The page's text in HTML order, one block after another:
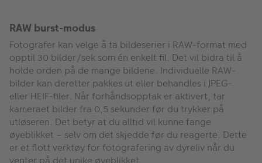
RAW burst-modus
Fotografer kan velge å ta bildeserier i RAW-format med
opptil 30 bilder/sek som én enkelt fil. Det vil bidra til å
holde orden på de mange bildene. Individuelle RAW-
bilder kan deretter pakkes ut eller behandles i JPEG-
eller HEIF-filer. Når forhåndsopptak er aktivert, tar
kameraet bilder fra 0,5 sekunder før du trykker på
utløseren. Det betyr at du alltid vil kunne fange
øyeblikket – selv om det skjedde før du reagerte. Dette
er et flott verktøy for fotografering av dyreliv når du
venter på det unike øyeblikket.